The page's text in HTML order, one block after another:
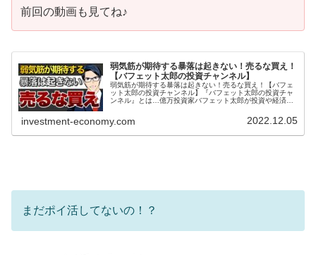
前回の動画も見てね♪
弱気筋が期待する暴落は起きない！売るな買え！
【バフェット太郎の投資チャンネル】
弱気筋が期待する暴落は起きない！売るな買え！【バフェ
ット太郎の投資チャンネル】『バフェット太郎の投資チャ
ンネル』とは…億万投資家バフェット太郎が投資や経済な
investment-economy.com 2022.12.05
まだポイ活してないの！？